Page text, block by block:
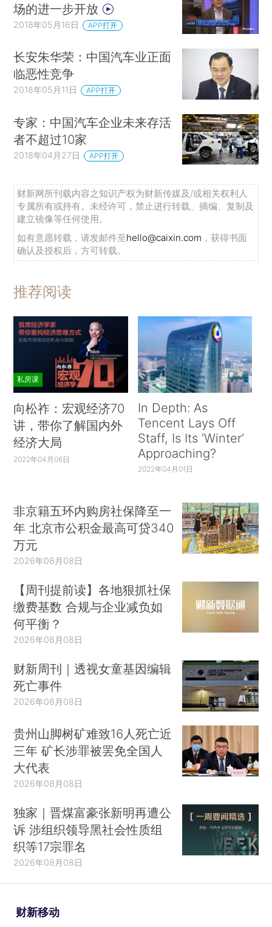
场的进一步开放
2018年05月16日 APP打开
长安朱华荣：中国汽车业正面
临恶性竞争
2018年05月11日 APP打开
专家：中国汽车企业未来存活
者不超过10家
2018年04月27日 APP打开
财新网所刊载内容之知识产权为财新传媒及/或相关权利人
专属所有或持有。未经许可，禁止进行转载、摘编、复制及
建立镜像等任何使用。
如有意愿转载，请发邮件至hello@caixin.com ，获得书面
确认及授权后，方可转载。
推荐阅读
私房课
向松祚：宏观经济70
讲，带你了解国内外
经济大局
2022年04月06日
In Depth: As
Tencent Lays Off
Staff, Is Its ‘Winter’
Approaching?
2022年04月01日
非京籍五环内购房社保降至一
年 北京市公积金最高可贷340
万元
2026年08月08日
【周刊提前读】各地狠抓社保
缴费基数 合规与企业减负如
何平衡？
2026年08月08日
财新周刊｜透视女童基因编辑
死亡事件
2026年08月08日
贵州山脚树矿难致16人死亡近
三年 矿长涉罪被罢免全国人
大代表
2026年08月08日
独家｜晋煤富豪张新明再遭公
诉 涉组织领导黑社会性质组
织等17宗罪名
2026年08月08日
财新移动